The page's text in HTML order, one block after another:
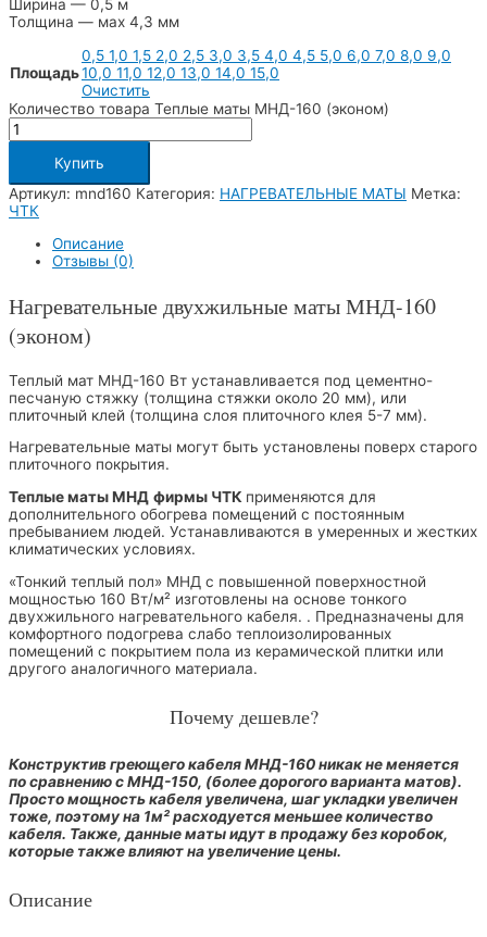
Ширина — 0,5 м
Толщина — мах 4,3 мм
Площадь
0,5 1,0 1,5 2,0 2,5 3,0 3,5 4,0 4,5 5,0 6,0 7,0 8,0 9,0
10,0 11,0 12,0 13,0 14,0 15,0
Очистить
Количество товара Теплые маты МНД-160 (эконом)
Купить
Артикул: mnd160 Категория: НАГРЕВАТЕЛЬНЫЕ МАТЫ Метка:
ЧТК
Описание
Отзывы (0)
Нагревательные двухжильные маты МНД-160
(эконом)
Теплый мат МНД-160 Вт устанавливается под цементно-
песчаную стяжку (толщина стяжки около 20 мм), или
плиточный клей (толщина слоя плиточного клея 5-7 мм).
Нагревательные маты могут быть установлены поверх старого
плиточного покрытия.
Теплые маты МНД фирмы ЧТК применяются для
дополнительного обогрева помещений с постоянным
пребыванием людей. Устанавливаются в умеренных и жестких
климатических условиях.
«Тонкий теплый пол» МНД с повышенной поверхностной
мощностью 160 Вт/м² изготовлены на основе тонкого
двухжильного нагревательного кабеля. . Предназначены для
комфортного подогрева слабо теплоизолированных
помещений с покрытием пола из керамической плитки или
другого аналогичного материала.
Почему дешевле?
Конструктив греющего кабеля МНД-160 никак не меняется
по сравнению с МНД-150, (более дорогого варианта матов).
Просто мощность кабеля увеличена, шаг укладки увеличен
тоже, поэтому на 1м² расходуется меньшее количество
кабеля. Также, данные маты идут в продажу без коробок,
которые также влияют на увеличение цены.
Описание